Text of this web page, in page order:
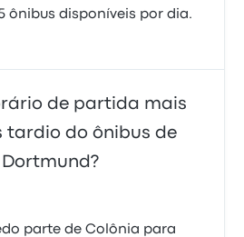
ônibus disponíveis por dia.
de partida mais
tardio do ônibus de
parte de Colônia para